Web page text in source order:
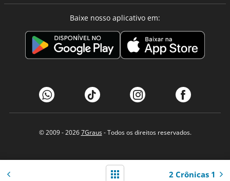
2 Crônicas 1
Baixe nosso aplicativo em:
© 2009 - 20267Graus- Todos os direitos reservados.